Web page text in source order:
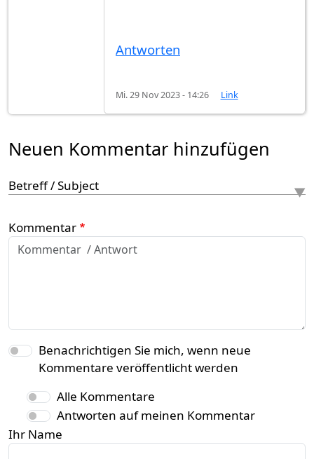
Antworten
Mi. 29 Nov 2023 - 14:26 Link
Neuen Kommentar hinzufügen
Betreff / Subject
Kommentar
Benachrichtigen Sie mich, wenn neue
Kommentare veröffentlicht werden
Alle Kommentare
Antworten auf meinen Kommentar
Ihr Name